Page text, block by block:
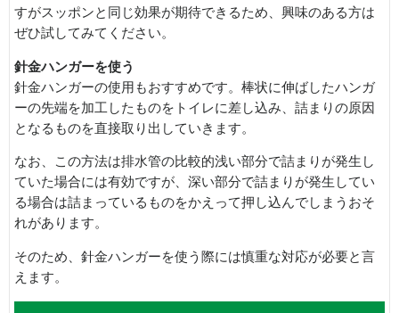
すがスッポンと同じ効果が期待できるため、興味のある方は
ぜひ試してみてください。
針金ハンガーを使う
針金ハンガーの使用もおすすめです。棒状に伸ばしたハンガ
ーの先端を加工したものをトイレに差し込み、詰まりの原因
となるものを直接取り出していきます。
なお、この方法は排水管の比較的浅い部分で詰まりが発生し
ていた場合には有効ですが、深い部分で詰まりが発生してい
る場合は詰まっているものをかえって押し込んでしまうおそ
れがあります。
そのため、針金ハンガーを使う際には慎重な対応が必要と言
えます。